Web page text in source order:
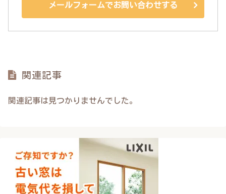
メールフォームでお問い合わせする
関連記事
関連記事は見つかりませんでした。